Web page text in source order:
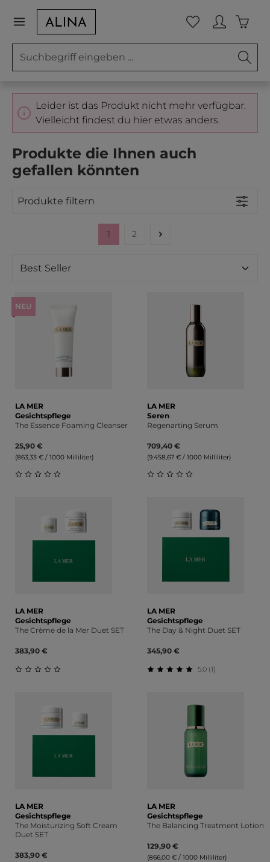
Zum Hauptinhalt springen Du hast 0
Leider ist das Produkt nicht mehr verfügbar.
Vielleicht findest du hier etwas anders.
Produkte die Ihnen auch
gefallen könnten
Produkte filtern
Seite
1 Seite
2
NEU
LA MER
Gesichtspflege
The Essence Foaming Cleanser
25,90 €
(863,33 € / 1000 Milliliter)
LA MER
Seren
Regenarting Serum
709,40 €
(9.458,67 € / 1000 Milliliter)
LA MER
Gesichtspflege
The Crème de la Mer Duet SET
383,90 €
LA MER
Gesichtspflege
The Day & Night Duet SET
345,90 €
5.0 (1)
LA MER
Gesichtspflege
The Moisturizing Soft Cream
Duet SET
383,90 €
LA MER
Gesichtspflege
The Balancing Treatment Lotion
129,90 €
(866,00 € / 1000 Milliliter)